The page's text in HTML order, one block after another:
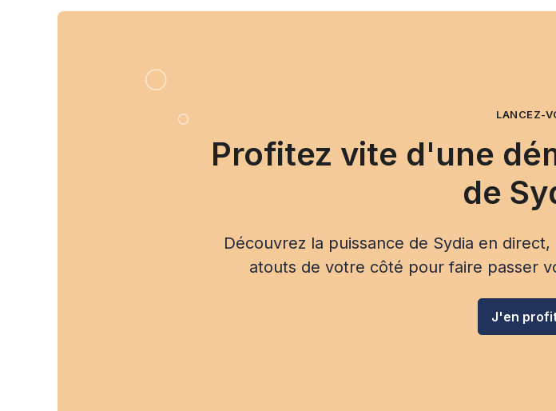
LANCEZ-
Profitez vite d'une
de
Découvrez la puissance de Sydia en
atouts de votre côté pour faire passer
J'en